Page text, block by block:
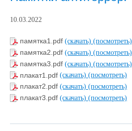
10.03.2022
памятка1.pdf (скачать) (посмотреть)
памятка2.pdf (скачать) (посмотреть)
памятка3.pdf (скачать) (посмотреть)
плакат1.pdf (скачать) (посмотреть)
плакат2.pdf (скачать) (посмотреть)
плакат3.pdf (скачать) (посмотреть)